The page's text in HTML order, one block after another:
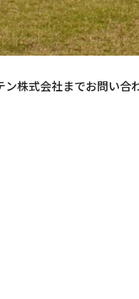
株式会社までお問い合